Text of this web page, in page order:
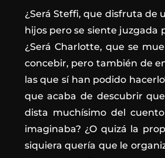
¿Será Steffi, que disfruta de
hijos pero se siente juzgada
¿Será Charlotte, que se
concebir, pero también de
las que sí han podido
que acaba de descubrir
dista muchísimo del
imaginaba? ¿O quizá la
siquiera quería que le